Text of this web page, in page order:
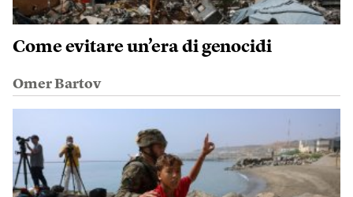
Come evitare un’era di genocidi
Omer Bartov